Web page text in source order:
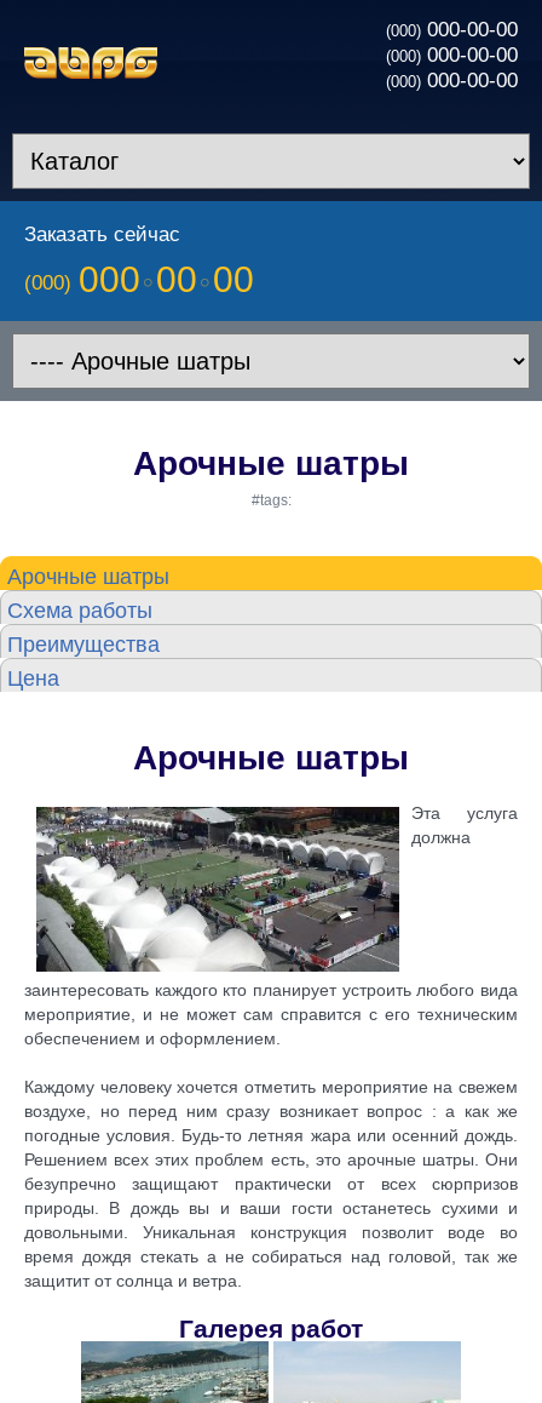
(000) 000-00-00
(000) 000-00-00
(000) 000-00-00
Заказать сейчас
(000) 000 00 00
Арочные шатры
#tags:
Арочные шатры
Схема работы
Преимущества
Цена
Арочные шатры
Эта услуга
должна
заинтересовать каждого кто планирует устроить любого вида
мероприятие, и не может сам справится с его техническим
обеспечением и оформлением.
Каждому человеку хочется отметить мероприятие на свежем
воздухе, но перед ним сразу возникает вопрос : а как же
погодные условия. Будь-то летняя жара или осенний дождь.
Решением всех этих проблем есть, это арочные шатры. Они
безупречно защищают практически от всех сюрпризов
природы. В дождь вы и ваши гости останетесь сухими и
довольными. Уникальная конструкция позволит воде во
время дождя стекать а не собираться над головой, так же
защитит от солнца и ветра.
Галерея работ